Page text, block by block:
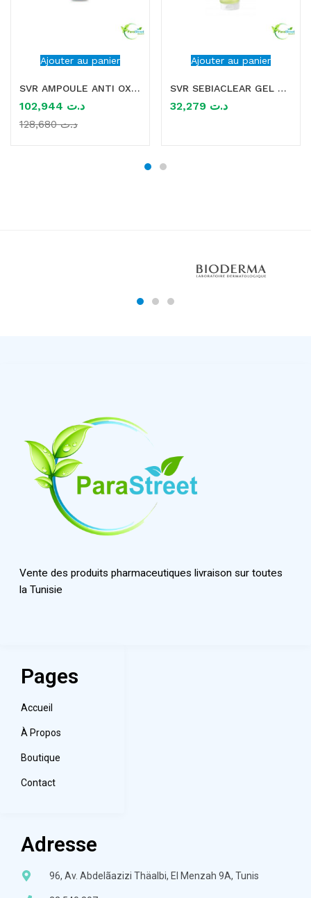
Ajouter au panier
SVR AMPOULE ANTI OX VITAMINE C 20% 30ML TOUS TYPES DE PEAUX
د.ت
د.ت128,680
Ajouter au panier
SVR SEBIACLEAR GEL MOUSSANT 200ML
د.ت
Vente des produits pharmaceutiques livraison sur toutes
la Tunisie
Pages
Accueil
À Propos
Boutique
Contact
Adresse
96, Av. Abdelãazizi Thäalbi, El Menzah 9A, Tunis